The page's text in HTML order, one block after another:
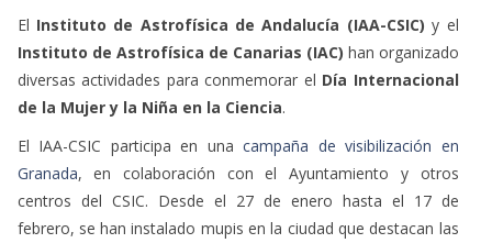
El Instituto de Astrofísica de Andalucía (IAA-CSIC) y el
Instituto de Astrofísica de Canarias (IAC) han organizado
diversas actividades para conmemorar el Día Internacional
de la Mujer y la Niña en la Ciencia.
El IAA-CSIC participa en una campaña de visibilización en
Granada, en colaboración con el Ayuntamiento y otros
centros del CSIC. Desde el 27 de enero hasta el 17 de
febrero, se han instalado mupis en la ciudad que destacan las